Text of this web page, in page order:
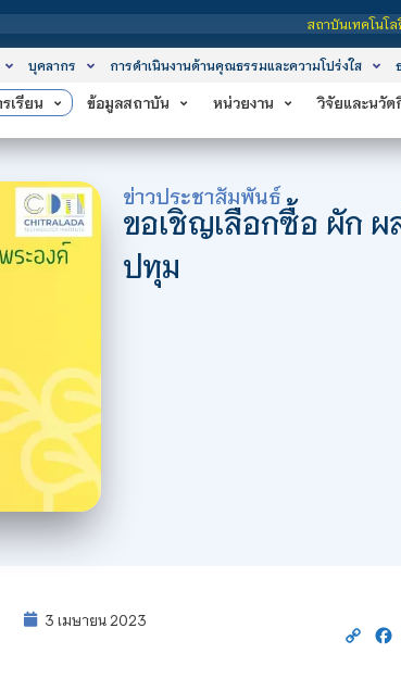
สถาบันเทคโนโลยีจิตรลดา เป็นสถาบันอุดม
บุคลากร การดำเนินงานด้านคุณธรรมและความโปร่งใส
เรียน ข้อมูลสถาบัน หน่วยงาน วิจัยและนวัต
ข่าวประชาสัมพันธ์
ขอเชิญเลือกซื้อ ผัก
ปทุม
3 เมษายน 2023
Copy